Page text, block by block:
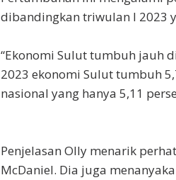
dibandingkan triwulan I 2023
“Ekonomi Sulut tumbuh jauh
2023 ekonomi Sulut tumbuh
nasional yang hanya 5,11
Penjelasan Olly menarik
McDaniel. Dia juga